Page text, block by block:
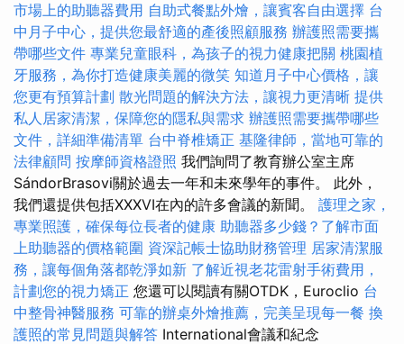
市場上的助聽器費用 自助式餐點外燴，讓賓客自由選擇 台
中月子中心，提供您最舒適的產後照顧服務 辦護照需要攜
帶哪些文件 專業兒童眼科，為孩子的視力健康把關 桃園植
牙服務，為你打造健康美麗的微笑 知道月子中心價格，讓
您更有預算計劃 散光問題的解決方法，讓視力更清晰 提供
私人居家清潔，保障您的隱私與需求 辦護照需要攜帶哪些
文件，詳細準備清單 台中脊椎矯正 基隆律師，當地可靠的
法律顧問 按摩師資格證照 我們詢問了教育辦公室主席
SándorBrasovi關於過去一年和未來學年的事件。 此外，
我們還提供包括XXXVI在內的許多會議的新聞。 護理之家，
專業照護，確保每位長者的健康 助聽器多少錢？了解市面
上助聽器的價格範圍 資深記帳士協助財務管理 居家清潔服
務，讓每個角落都乾淨如新 了解近視老花雷射手術費用，
計劃您的視力矯正 您還可以閱讀有關OTDK，Euroclio 台
中整骨神醫服務 可靠的辦桌外燴推薦，完美呈現每一餐 換
護照的常見問題與解答 International會議和紀念